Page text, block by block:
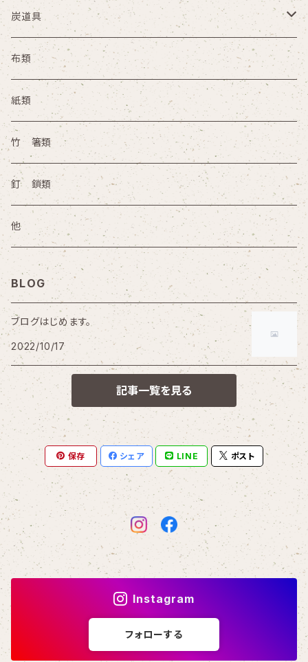
夜咄
円座 手桶 路地草履
火鉢 手あぶり その他
茶掃箱 茶漏斗 茶漉
水屋壺 茶巾盥
炭道具
炭取
灰器
布類
紙類
竹 箸類
釘 鎖類
他
BLOG
ブログはじめます。
2022/10/17
記事一覧を見る
保存 シェア LINE ポスト
Instagram
フォローする